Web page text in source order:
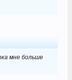
мне больше